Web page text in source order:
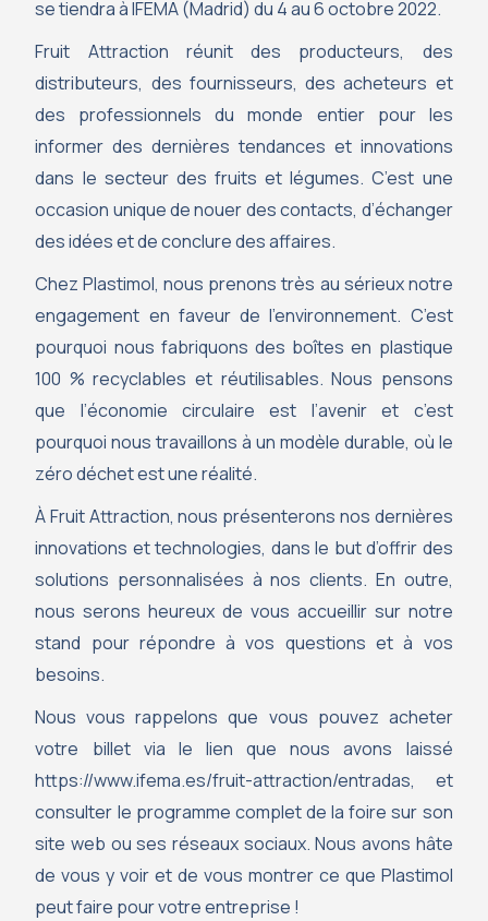
se tiendra à IFEMA (Madrid) du 4 au 6 octobre 2022.
Fruit Attraction réunit des producteurs, des
distributeurs, des fournisseurs, des acheteurs et
des professionnels du monde entier pour les
informer des dernières tendances et innovations
dans le secteur des fruits et légumes. C’est une
occasion unique de nouer des contacts, d’échanger
des idées et de conclure des affaires.
Chez Plastimol, nous prenons très au sérieux notre
engagement en faveur de l’environnement. C’est
pourquoi nous fabriquons des boîtes en plastique
100 % recyclables et réutilisables. Nous pensons
que l’économie circulaire est l’avenir et c’est
pourquoi nous travaillons à un modèle durable, où le
zéro déchet est une réalité.
À Fruit Attraction, nous présenterons nos dernières
innovations et technologies, dans le but d’offrir des
solutions personnalisées à nos clients. En outre,
nous serons heureux de vous accueillir sur notre
stand pour répondre à vos questions et à vos
besoins.
Nous vous rappelons que vous pouvez acheter
votre billet via le lien que nous avons laissé
https://www.ifema.es/fruit-attraction/entradas, et
consulter le programme complet de la foire sur son
site web ou ses réseaux sociaux. Nous avons hâte
de vous y voir et de vous montrer ce que Plastimol
peut faire pour votre entreprise !